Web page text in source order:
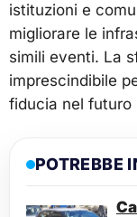
istituzioni e
migliorare le
simili eventi. La
imprescindibile
fiducia nel futuro
POTREBBE